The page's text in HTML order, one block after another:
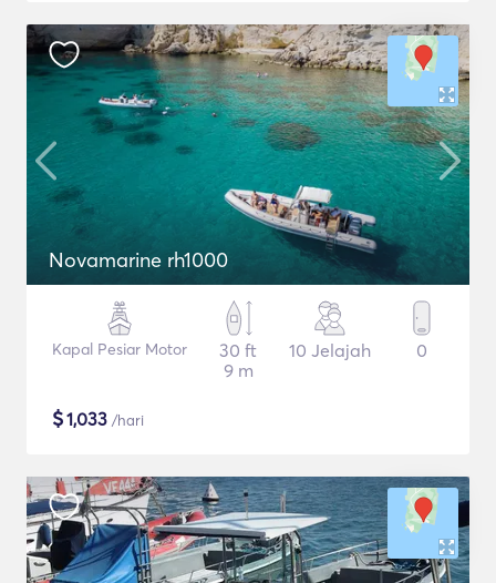
Novamarine rh1000
Kapal Pesiar Motor
30 ft
9 m
10 Jelajah 0
$1,033 /hari